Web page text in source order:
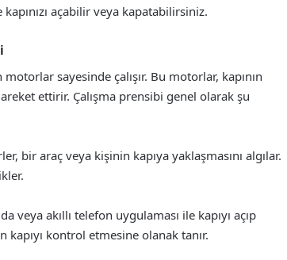
açabilir veya kapatabilirsiniz.
sayesinde çalışır. Bu motorlar, kapının
ettirir. Çalışma prensibi genel olarak şu
bir araç veya kişinin kapıya yaklaşmasını algılar.
akıllı telefon uygulaması ile kapıyı açıp
kapıyı kontrol etmesine olanak tanır.